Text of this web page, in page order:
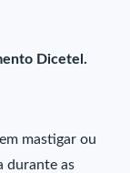
Dicetel.
mastigar ou
durante as